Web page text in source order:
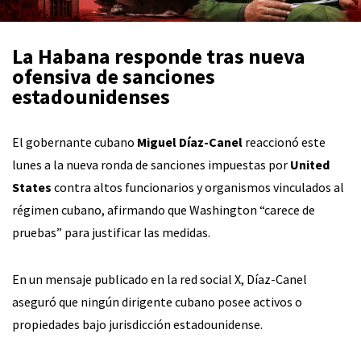
La Habana responde tras nueva
ofensiva de sanciones
estadounidenses
El gobernante cubano Miguel Díaz-Canel reaccionó este
lunes a la nueva ronda de sanciones impuestas por United
States contra altos funcionarios y organismos vinculados al
régimen cubano, afirmando que Washington “carece de
pruebas” para justificar las medidas.
En un mensaje publicado en la red social X, Díaz-Canel
aseguró que ningún dirigente cubano posee activos o
propiedades bajo jurisdicción estadounidense.